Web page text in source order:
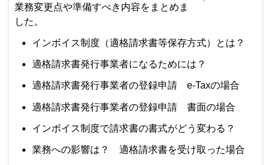
業務変更点や準備すべき内容をまとめま
した。
インボイス制度（適格請求書等保存方式）とは？
適格請求書発行事業者になるためには？
適格請求書発行事業者の登録申請 e-Taxの場合
適格請求書発行事業者の登録申請 書面の場合
インボイス制度で請求書の書式がどう変わる？
業務への影響は？ 適格請求書を受け取った場合